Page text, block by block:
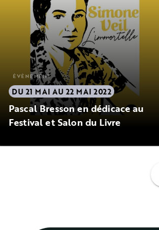
ÉVÈNEMENT
DU 21 MAI AU 22 MAI 2022
Pascal Bresson en dédicace au
Festival et Salon du Livre